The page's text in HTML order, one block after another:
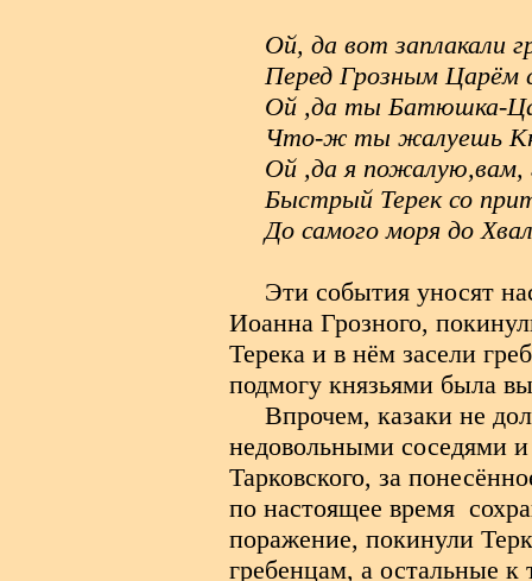
Ой, да вот заплакали
Перед Грозным Царём
Ой ,да ты Батюшка-
Что-ж ты жалуешь
Ой ,да я пожалую,вам,
Быстрый Терек со
До самого моря до
Эти события уносят
Иоанна Грозного,
Терека и в нём засели
подмогу князьями была
Впрочем, казаки не
недовольными соседями
Тарковского, за
по настоящее время
поражение, покинули
гребенцам, а остальные к